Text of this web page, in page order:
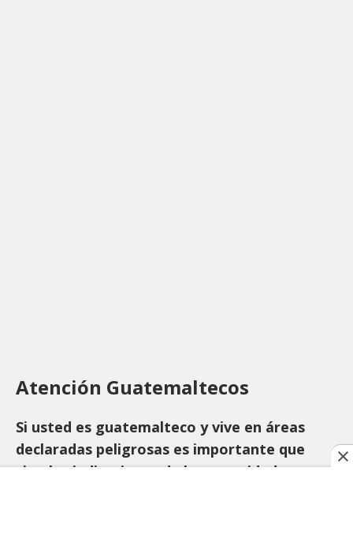
Atención Guatemaltecos
Si usted es guatemalteco y vive en áreas
declaradas peligrosas es importante que
siga las indicaciones de las autoridades para